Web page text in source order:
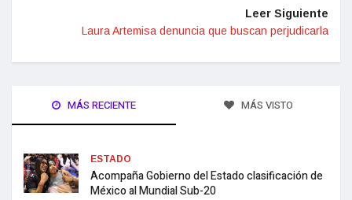
Leer Siguiente
Laura Artemisa denuncia que buscan perjudicarla
MÁS RECIENTE MÁS VISTO
ESTADO
Acompaña Gobierno del Estado clasificación de
México al Mundial Sub-20